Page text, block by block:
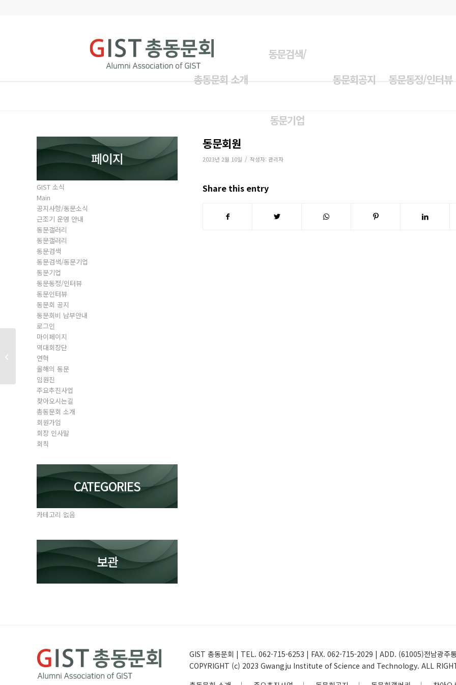
총동문회 소개
동문검색/
동문기업
동문회공지 동문동정/인터뷰
동문회원
2023년 2월 10일 / 작성자: 관리자
Share this entry
페이지
GIST 소식
Main
공지사항/동문소식
근조기 운영 안내
동문갤러리
동문갤러리
동문검색
동문검색/동문기업
동문기업
동문동정/인터뷰
동문인터뷰
동문회 공지
동문회비 납부안내
로그인
마이페이지
역대회장단
연혁
올해의 동문
임원진
주요추진사업
찾아오시는길
총동문회 소개
회원가입
회장 인사말
회칙
CATEGORIES
카테고리 없음
보관
GIST 총동문회 | TEL. 062-715-6253 | FAX. 062-715-2029 | ADD. (61005)전남광주
COPYRIGHT (c) 2023 Gwangju Institute of Science and Technology. ALL
동문회원